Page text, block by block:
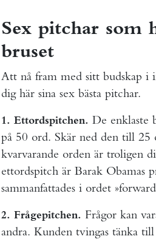
Sex pitchar som
bruset
Att nå fram med sitt budskap i
dig här sina sex bästa pitchar.
1. Ettordspitchen. De enklaste
på 50 ord. Skär ned den till 25
kvarvarande orden är troligen
ettordspitch är Barak Obamas
sammanfattades i ordet
2. Frågepitchen. Frågor kan
andra. Kunden tvingas tänka